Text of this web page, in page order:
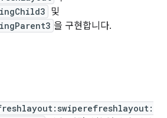
및
을 구현합니다.